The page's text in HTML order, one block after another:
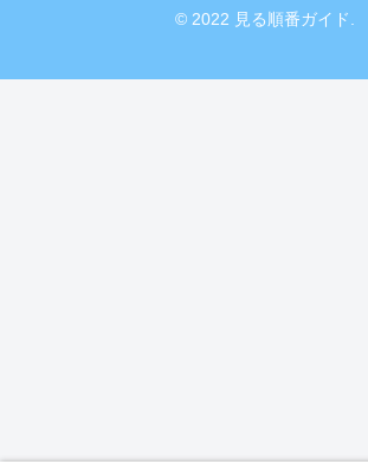
© 2022 見る順番ガイド.